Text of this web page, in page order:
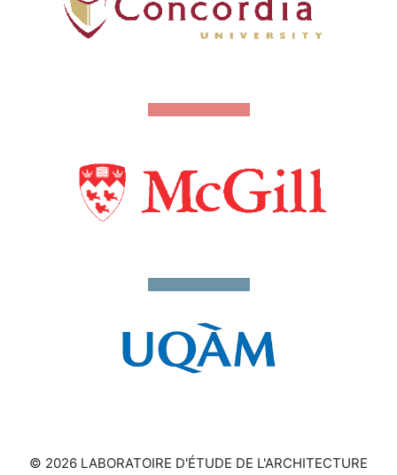
© 2026 LABORATOIRE D'ÉTUDE DE L'ARCHITECTURE